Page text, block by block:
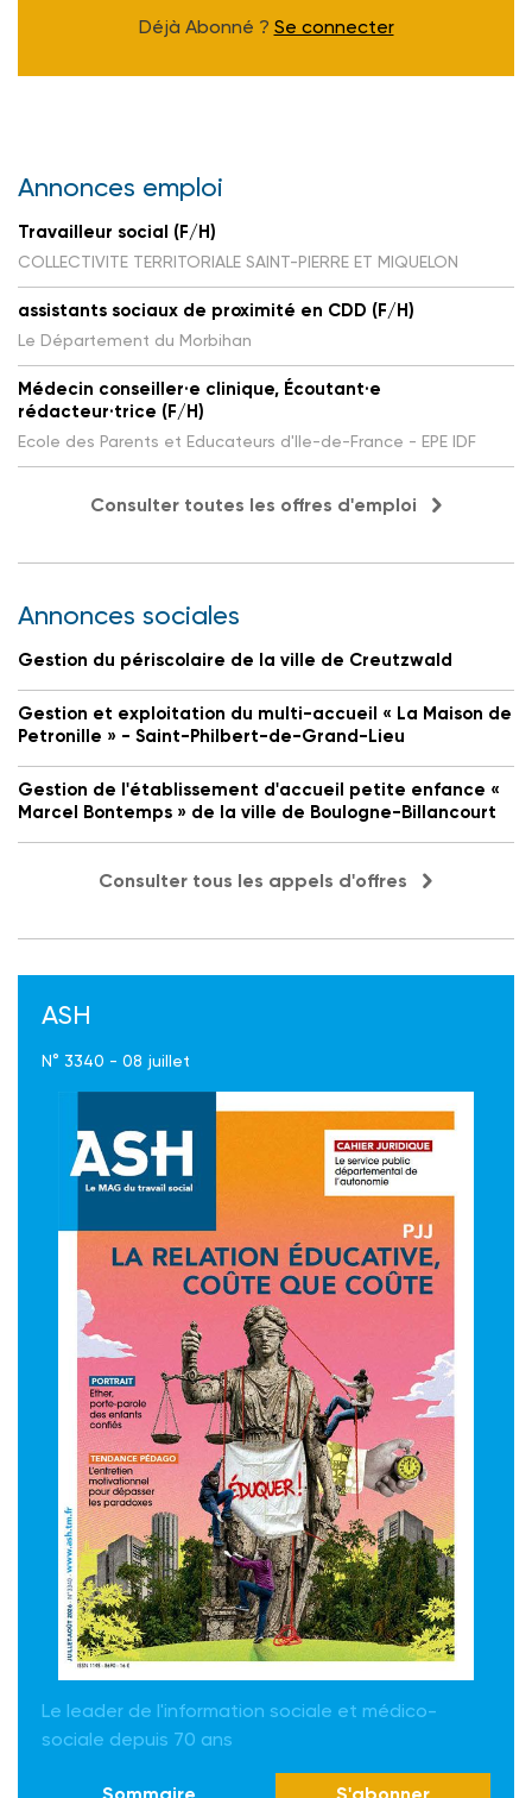
Déjà Abonné ? Se connecter
Annonces emploi
Travailleur social (F/H)
COLLECTIVITE TERRITORIALE SAINT-PIERRE ET MIQUELON
assistants sociaux de proximité en CDD (F/H)
Le Département du Morbihan
Médecin conseiller·e clinique, Écoutant·e
rédacteur·trice (F/H)
Ecole des Parents et Educateurs d'Ile-de-France - EPE IDF
Consulter toutes les offres d'emploi
Annonces sociales
Gestion du périscolaire de la ville de Creutzwald
Gestion et exploitation du multi-accueil « La Maison de
Petronille » - Saint-Philbert-de-Grand-Lieu
Gestion de l'établissement d'accueil petite enfance «
Marcel Bontemps » de la ville de Boulogne-Billancourt
Consulter tous les appels d'offres
ASH
N° 3340 - 08 juillet
Le leader de l'information sociale et médico-
sociale depuis 70 ans
Sommaire S'abonner